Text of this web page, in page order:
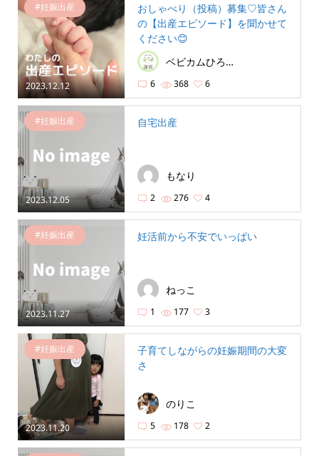
2023.12.12
#妊娠出産
おしゃべり（投稿）募集♡皆さん
の【出産エピソード】を聞かせて
ください😊
ベビカムひろば運営局
6 368 6
2023.12.05
#妊娠出産 自宅出産
もなり
2 276 4
2023.11.27
#妊娠出産 妊活前から不安でいっぱい
ねっこ
1 177 3
2023.11.20
#妊娠出産
子育てしながらの妊娠期間の大変
さ
のりこ
5 178 2